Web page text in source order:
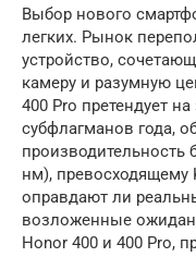
Выбор нового
легких. Рынок
устройство,
камеру и разумную
400 Pro претендует
субфлагманов года,
производительность
нм), превосходящему
оправдают ли
возложенные
Honor 400 и 400 Pro,